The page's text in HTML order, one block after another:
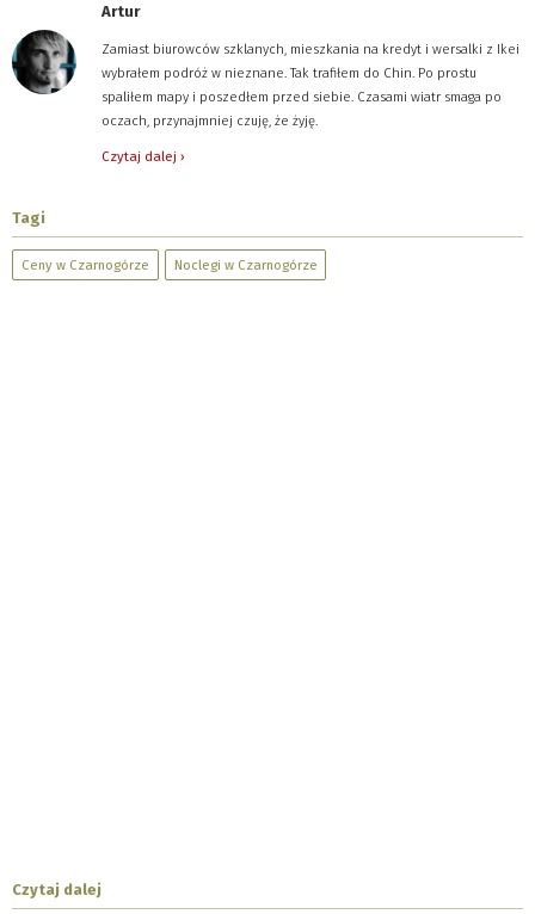
Artur
Zamiast biurowców szklanych, mieszkania na kredyt i wersalki z Ikei
wybrałem podróż w nieznane. Tak trafiłem do Chin. Po prostu
spaliłem mapy i poszedłem przed siebie. Czasami wiatr smaga po
oczach, przynajmniej czuję, że żyję.
Czytaj dalej ›
Tagi
Ceny w Czarnogórze Noclegi w Czarnogórze
Czytaj dalej